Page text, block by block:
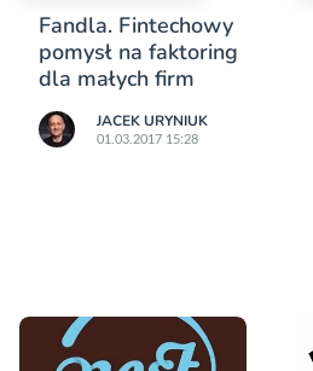
Fandla. Fintechowy
pomysł na faktoring
dla małych firm
JACEK URYNIUK
01.03.2017 15:28